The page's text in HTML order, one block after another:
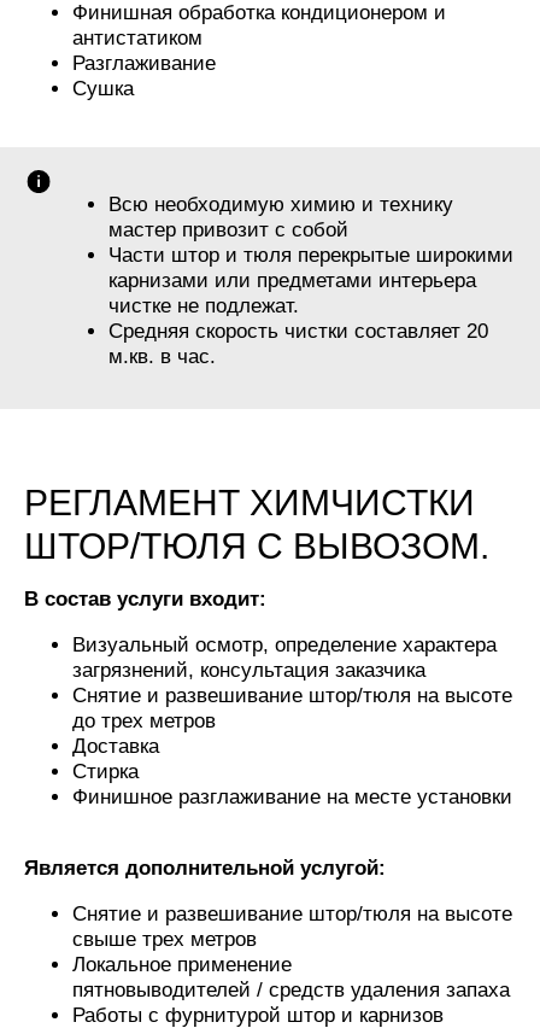
Финишная обработка кондиционером и
антистатиком
Разглаживание
Сушка
Всю необходимую химию и технику
мастер привозит с собой
Части штор и тюля перекрытые широкими
карнизами или предметами интерьера
чистке не подлежат.
Средняя скорость чистки составляет 20
м.кв. в час.
РЕГЛАМЕНТ ХИМЧИСТКИ
ШТОР/ТЮЛЯ С ВЫВОЗОМ.
В состав услуги входит:
Визуальный осмотр, определение характера
загрязнений, консультация заказчика
Снятие и развешивание штор/тюля на высоте
до трех метров
Доставка
Стирка
Финишное разглаживание на месте установки
Является дополнительной услугой:
Снятие и развешивание штор/тюля на высоте
свыше трех метров
Локальное применение
пятновыводителей / средств удаления запаха
Работы с фурнитурой штор и карнизов